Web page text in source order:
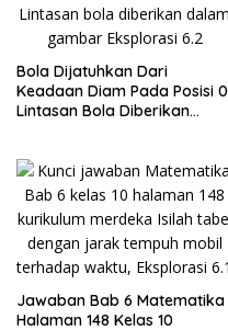
Bola Dijatuhkan Dari
Keadaan Diam Pada Posisi 0
Lintasan Bola Diberikan
Jawaban Bab 6 Matematika
Halaman 148 Kelas 10